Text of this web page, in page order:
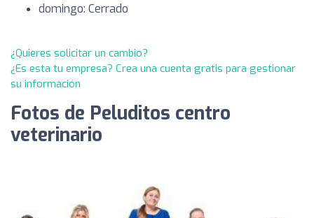
domingo: Cerrado
¿Quieres solicitar un cambio?
¿Es esta tu empresa? Crea una cuenta gratis para gestionar
su información
Fotos de Peluditos centro
veterinario